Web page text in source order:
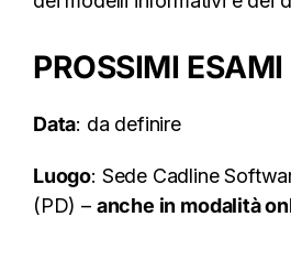
PROSSIMI ESAMI
Data: da definire
Luogo: Sede Cadline
(PD) – anche in modalità